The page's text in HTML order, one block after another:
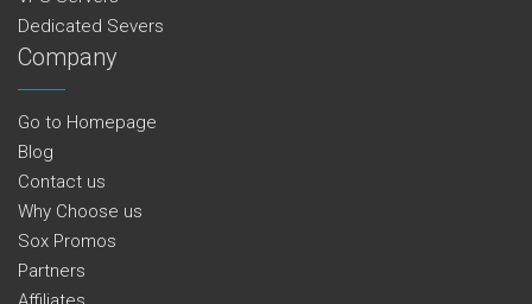
Dedicated Severs
Company
Go to Homepage
Blog
Contact us
Why Choose us
Sox Promos
Partners